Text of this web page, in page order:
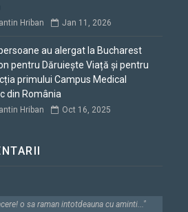
Hriban Jan 11, 2026
au alergat la Bucharest
pentru Dăruiește Viață și pentru
primului Campus Medical
din România
Hriban Oct 16, 2025
o sa raman intotdeauna cu aminti..."